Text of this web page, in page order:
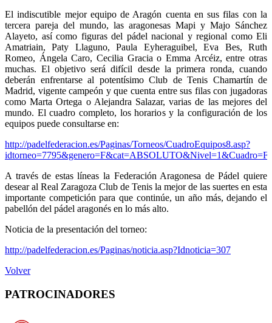
El indiscutible mejor equipo de Aragón cuenta en sus filas con la
tercera pareja del mundo, las aragonesas Mapi y Majo Sánchez
Alayeto, así como figuras del pádel nacional y regional como Eli
Amatriain, Paty Llaguno, Paula Eyheraguibel, Eva Bes, Ruth
Romeo, Ángela Caro, Cecilia Gracia o Emma Arcéiz, entre otras
muchas. El objetivo será difícil desde la primera ronda, cuando
deberán enfrentarse al potentísimo Club de Tenis Chamartín de
Madrid, vigente campeón y que cuenta entre sus filas con jugadoras
como Marta Ortega o Alejandra Salazar, varias de las mejores del
mundo. El cuadro completo, los horarios y la configuración de los
equipos puede consultarse en:
http://padelfederacion.es/Paginas/Torneos/CuadroEquipos8.asp?
A través de estas líneas la Federación Aragonesa de Pádel quiere
desear al Real Zaragoza Club de Tenis la mejor de las suertes en esta
importante competición para que continúe, un año más, dejando el
pabellón del pádel aragonés en lo más alto.
Noticia de la presentación del torneo:
http://padelfederacion.es/Paginas/noticia.asp?Idnoticia=307
Volver
PATROCINADORES